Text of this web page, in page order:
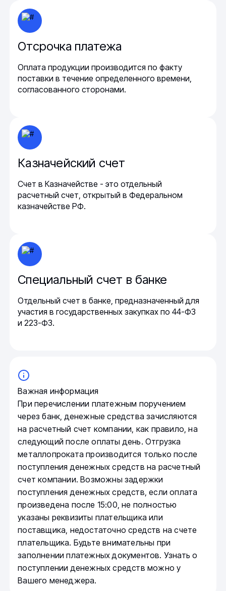
Отсрочка платежа
Оплата продукции производится по факту
поставки в течение определенного времени,
согласованного сторонами.
Казначейский счет
Счет в Казначействе - это отдельный
расчетный счет, открытый в Федеральном
казначействе РФ.
Специальный счет в банке
Отдельный счет в банке, предназначенный для
участия в государственных закупках по 44-ФЗ
и 223-ФЗ.
Важная информация
При перечислении платежным поручением
через банк, денежные средства зачисляются
на расчетный счет компании, как правило, на
следующий после оплаты день. Отгрузка
металлопроката производится только после
поступления денежных средств на расчетный
счет компании. Возможны задержки
поступления денежных средств, если оплата
произведена после 15:00, не полностью
указаны реквизиты плательщика или
поставщика, недостаточно средств на счете
плательщика. Будьте внимательны при
заполнении платежных документов. Узнать о
поступлении денежных средств можно у
Вашего менеджера.